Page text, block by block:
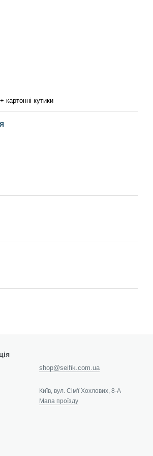
картонні кутики
shop@seifik.com.ua
Київ, вул. Сім'ї Хохлових, 8-А
Мапа проїзду